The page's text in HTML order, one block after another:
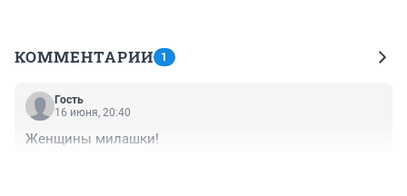
КОММЕНТАРИИ 1
Гость
16 июня, 20:40
Женщины милашки!